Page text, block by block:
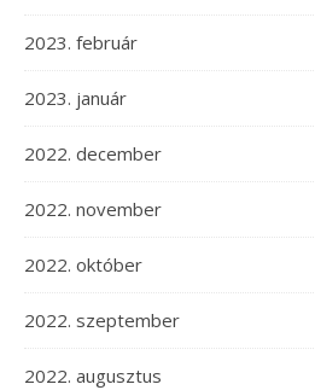
2023. február
2023. január
2022. december
2022. november
2022. október
2022. szeptember
2022. augusztus